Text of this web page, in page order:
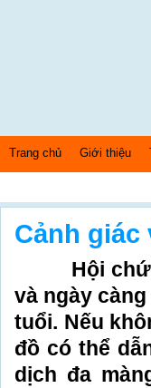
Trang chủ Giới thiệu
Cảnh
Hội chứng
và ngày
tuổi. Nếu
đồ có thể
dịch đa